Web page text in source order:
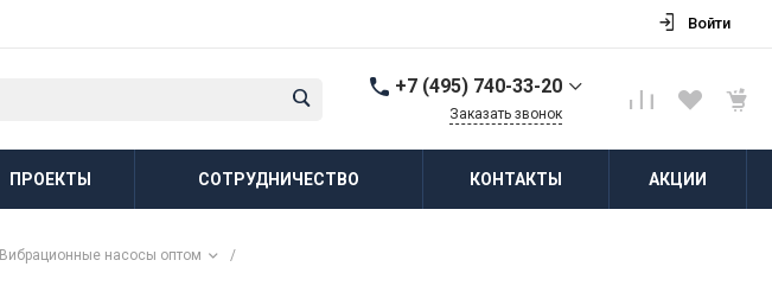
Войти
+7 (495) 740-33-20
г. Балашиха, д.
Заказать звонок
ПРОЕКТЫ СОТРУДНИЧЕСТВО КОНТАКТЫ АКЦИИ
Вибрационные насосы оптом
/